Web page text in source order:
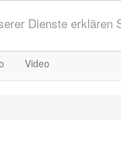
Dienste
Video